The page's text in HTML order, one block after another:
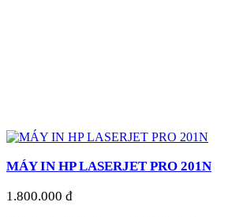
MÁY IN HP LASERJET PRO 201N
1.800.000 đ